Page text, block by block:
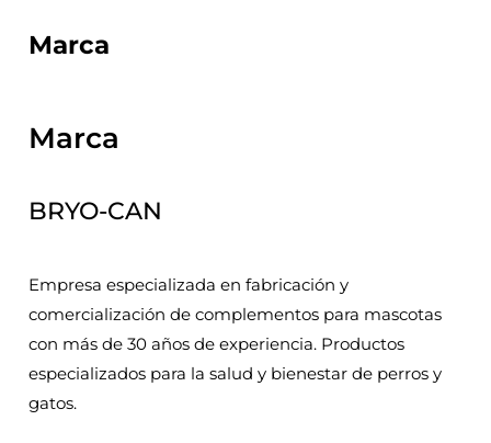
Marca
Marca
BRYO-CAN
Empresa especializada en fabricación y
comercialización de complementos para mascotas
con más de 30 años de experiencia. Productos
especializados para la salud y bienestar de perros y
gatos.